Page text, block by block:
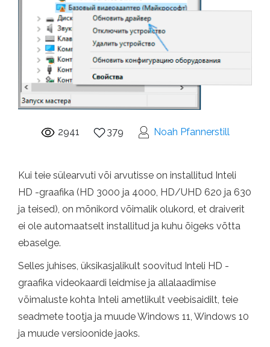
2941 379 Noah Pfannerstill
Kui teie sülearvuti või arvutisse on installitud Inteli
HD -graafika (HD 3000 ja 4000, HD/UHD 620 ja 630
ja teised), on mõnikord võimalik olukord, et draiverit
ei ole automaatselt installitud ja kuhu õigeks võtta
ebaselge.
Selles juhises, üksikasjalikult soovitud Inteli HD -
graafika videokaardi leidmise ja allalaadimise
võimaluste kohta Inteli ametlikult veebisaidilt, teie
seadmete tootja ja muude Windows 11, Windows 10
ja muude versioonide jaoks.